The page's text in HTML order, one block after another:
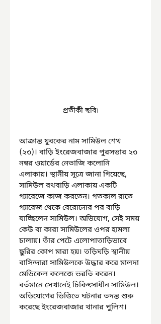
প্রতীকী ছবি।
আক্রান্ত যুবকের নাম সামিউল শেখ
(২৩)। বাড়ি ইংরেজবাজার পুরসভার ২৩
নম্বর ওয়ার্ডের নেতাজি কলোনি
এলাকায়। স্থানীয় সূত্রে জানা গিয়েছে,
সামিউল রথবাড়ি এলাকায় একটি
গ্যারেজে কাজ করতেন। গতকাল রাতে
গ্যারেজ থেকে বেরোনোর পর বাড়ি
যাচ্ছিলেন সামিউল। অভিযোগ, সেই সময়
কেউ বা কারা সামিউলের ওপর হামলা
চালায়। তাঁর পেটে এলোপাতাড়িভাবে
ছুরির কোপ মারা হয়। তড়িঘড়ি স্থানীয়
বাসিন্দারা সামিউলকে উদ্ধার করে মালদা
মেডিকেল কলেজে ভরতি করেন।
বর্তমানে সেখানেই চিকিৎসাধীন সামিউল।
অভিযোগের ভিত্তিতে ঘটনার তদন্ত শুরু
করেছে ইংরেজবাজার থানার পুলিশ।